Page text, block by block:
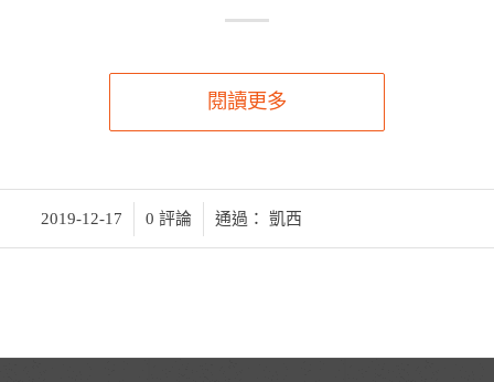
閱讀更多
2019-12-17
/ 0 評論 通過： 凱西